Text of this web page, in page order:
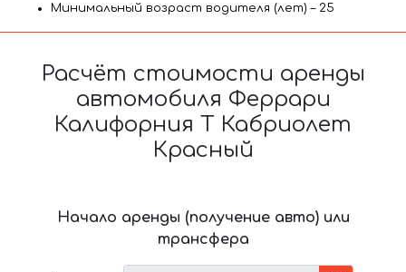
Минимальный возраст водителя (лет) – 25
Расчёт стоимости аренды
автомобиля Феррари
Калифорния Т Кабриолет
Красный
Начало аренды (получение авто) или
трансфера